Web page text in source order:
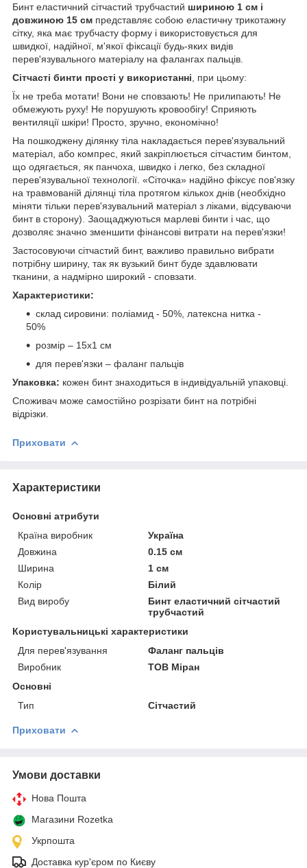
Бинт еластичний сітчастий трубчастий шириною 1 см і
довжиною 15 см представляє собою еластичну трикотажну
сітку, яка має трубчасту форму і використовується для
швидкої, надійної, м'якої фіксації будь-яких видів
перев'язувального матеріалу на фалангах пальців.
Сітчасті бинти прості у використанні , при цьому:
Їх не треба мотати! Вони не сповзають! Не прилипають! Не
обмежують руху! Не порушують кровообігу! Сприяють
вентиляції шкіри! Просто, зручно, економічно!
На пошкоджену ділянку тіла накладається перев'язувальний
матеріал, або компрес, який закріплюється сітчастим бинтом,
що одягається, як панчоха, швидко і легко, без складної
перев'язувальної технології. «Сіточка» надійно фіксує пов'язку
на травмованій ділянці тіла протягом кількох днів (необхідно
міняти тільки перев'язувальний матеріал з ліками, відсуваючи
бинт в сторону). Заощаджуються марлеві бинти і час, що
дозволяє значно зменшити фінансові витрати на перев'язки!
Застосовуючи сітчастий бинт, важливо правильно вибрати
потрібну ширину, так як вузький бинт буде здавлювати
тканини, а надмірно широкий - сповзати.
Характеристики:
склад сировини: поліамид - 50%, латексна нитка -
50%
розмір – 15х1 см
для перев'язки – фаланг пальців
Упаковка: кожен бинт знаходиться в індивідуальній упаковці.
Споживач може самостійно розрізати бинт на потрібні
відрізки.
Приховати
Характеристики
Основні атрибути
Країна виробник
Україна
Довжина
0.15 см
Ширина
1 см
Колір
Білий
Вид виробу
Бинт еластичний сітчастий
трубчастий
Користувальницькі характеристики
Для перев'язування
Фаланг пальців
Виробник
ТОВ Міран
Основні
Тип
Сітчастий
Приховати
Умови доставки
Нова Пошта
Магазини Rozetka
Укрпошта
Доставка кур'єром по Києву